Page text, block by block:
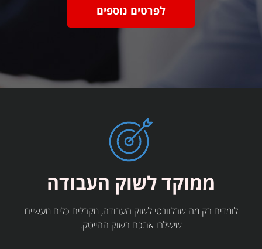
לפרטים נוספים
ממוקד לשוק העבודה
לומדים רק מה שרלוונטי לשוק העבודה, מקבלים כלים מעשיים
שישלבו אתכם בשוק ההייטק.